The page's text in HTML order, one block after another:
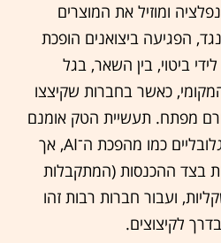
ומוזיל את המוצרים
הפגיעה ביצואנים הופכת
ביטוי, בין השאר, בגל
כאשר בחברות שקיצצו
מפתח. תעשיית הטק אומנם
מתמודדת גם עם אתגרים גלובליים כמו מהפכת ה־AI, אך
בצד ההכנסות (המתקבלות
ועבור חברות רבות זהו
לקיצוצים.